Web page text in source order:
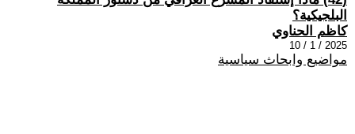
البلجيكية؟
كاظم الحناوي
2025 / 1 / 10
مواضيع وابحاث سياسية